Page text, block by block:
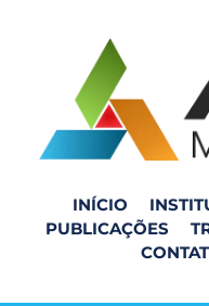
INÍCIO
PUBLICAÇÕES